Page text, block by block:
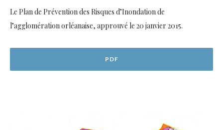
Le Plan de Prévention des Risques d’Inondation de
l’agglomération orléanaise, approuvé le 20 janvier 2015.
PDF